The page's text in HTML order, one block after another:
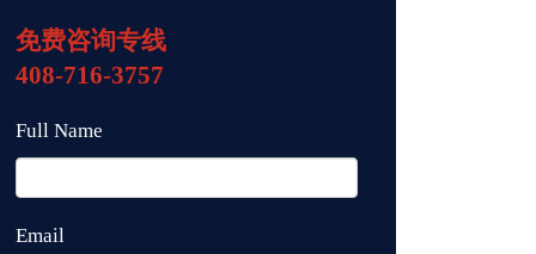
免费咨询专线
408-716-3757
Full Name
Email